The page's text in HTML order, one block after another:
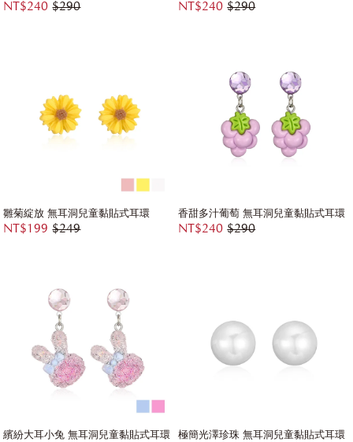
NT$240 $290 NT$240 $290
雛菊綻放 無耳洞兒童黏貼式耳環
NT$199 $249
香甜多汁葡萄 無耳洞兒童黏貼式耳環
NT$240 $290
繽紛大耳小兔 無耳洞兒童黏貼式耳環 極簡光澤珍珠 無耳洞兒童黏貼式耳環